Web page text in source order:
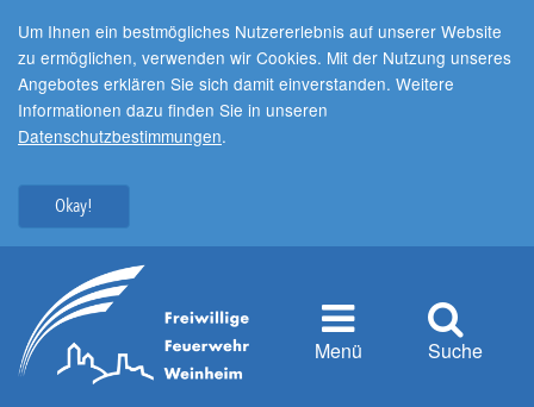
Um Ihnen ein bestmögliches Nutzererlebnis auf unserer Website
zu ermöglichen, verwenden wir Cookies. Mit der Nutzung unseres
Angebotes erklären Sie sich damit einverstanden. Weitere
Informationen dazu finden Sie in unseren
Datenschutzbestimmungen.
Okay!
Menü Suche